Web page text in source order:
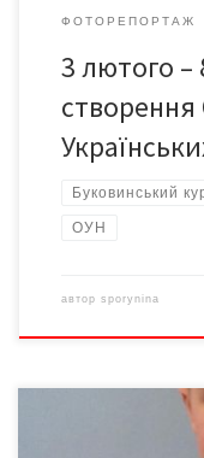
ФОТОРЕПОРТАЖ
3 лютого –
створення
Буковинський
ОУН
автор sporynina